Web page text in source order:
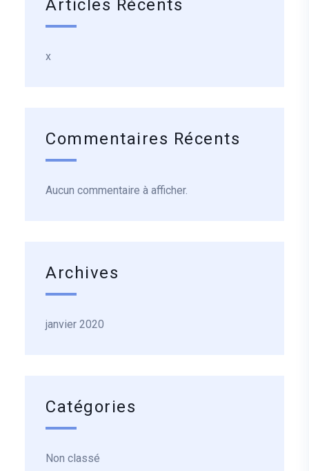
Articles Récents
x
Commentaires Récents
Aucun commentaire à afficher.
Archives
janvier 2020
Catégories
Non classé